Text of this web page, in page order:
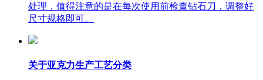
处理，值得注意的是在每次使用前检查钻石刀，调整好
尺寸规格即可。
关于亚克力生产工艺分类